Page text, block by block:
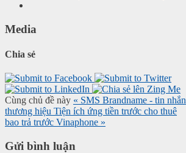
Media
Chia sẻ
Cùng chủ đề này « SMS Brandname - tin nhắn
thương hiệu Tiện ích ứng tiền trước cho thuê
bao trả trước Vinaphone »
Gửi bình luận